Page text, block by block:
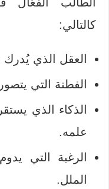
كالتالي:
العقل الذي يُدرك
الفطنة التي
الذكاء الذي
علمه.
الرغبة التي
الملل.